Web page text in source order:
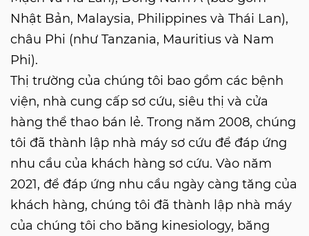
Nhật Bản, Malaysia, Philippines và Thái Lan),
châu Phi (như Tanzania, Mauritius và Nam
Phi).
Thị trường của chúng tôi bao gồm các bệnh
viện, nhà cung cấp sơ cứu, siêu thị và cửa
hàng thể thao bán lẻ. Trong năm 2008, chúng
tôi đã thành lập nhà máy sơ cứu để đáp ứng
nhu cầu của khách hàng sơ cứu. Vào năm
2021, để đáp ứng nhu cầu ngày càng tăng của
khách hàng, chúng tôi đã thành lập nhà máy
của chúng tôi cho băng kinesiology, băng